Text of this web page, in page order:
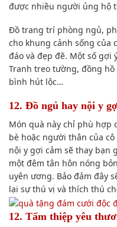
được nhiều người ủng hộ
Đồ trang trí phòng ngủ,
cho khung cảnh sống của
đáo và đẹp đẽ. Một số gợi
Tranh treo tường, đồng
bình hút lộc…
12. Đồ ngủ hay nội y
Món quà này chỉ phù hợp
bè hoặc người thân của cô
nội y gợi cảm sẽ thay bạn
một đêm tân hôn nóng
uyên ương. Bảo đảm đây
lại sự thú vị và thích thú
12. Tấm thiệp yêu